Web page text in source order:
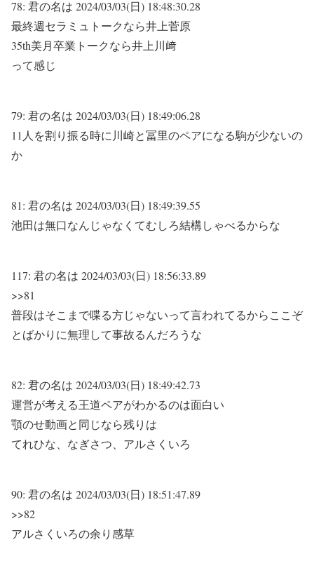
78: 君の名は 2024/03/03(日) 18:48:30.28
最終週セラミュトークなら井上菅原
35th美月卒業トークなら井上川﨑
って感じ
79: 君の名は 2024/03/03(日) 18:49:06.28
11人を割り振る時に川崎と冨里のペアになる駒が少ないの
か
81: 君の名は 2024/03/03(日) 18:49:39.55
池田は無口なんじゃなくてむしろ結構しゃべるからな
117: 君の名は 2024/03/03(日) 18:56:33.89
>>81
普段はそこまで喋る方じゃないって言われてるからここぞ
とばかりに無理して事故るんだろうな
82: 君の名は 2024/03/03(日) 18:49:42.73
運営が考える王道ペアがわかるのは面白い
顎のせ動画と同じなら残りは
てれひな、なぎさつ、アルさくいろ
90: 君の名は 2024/03/03(日) 18:51:47.89
>>82
アルさくいろの余り感草